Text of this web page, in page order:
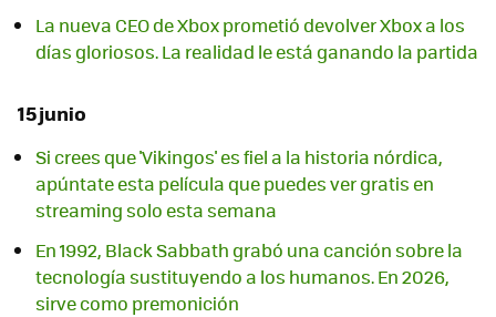
La nueva CEO de Xbox prometió devolver Xbox a los
días gloriosos. La realidad le está ganando la partida
15 junio
Si crees que 'Vikingos' es fiel a la historia nórdica,
apúntate esta película que puedes ver gratis en
streaming solo esta semana
En 1992, Black Sabbath grabó una canción sobre la
tecnología sustituyendo a los humanos. En 2026,
sirve como premonición